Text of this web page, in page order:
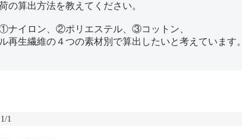
の算出方法を教えてください。
ナイロン、②ポリエステル、③コットン、
再生繊維の４つの素材別で算出したいと考えています。
1/1